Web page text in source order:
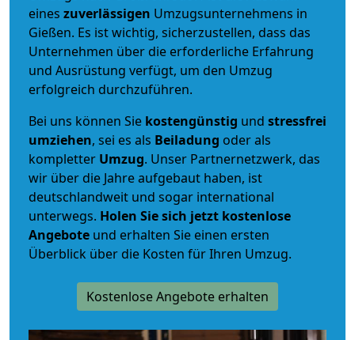
eines zuverlässigen Umzugsunternehmens in
Gießen. Es ist wichtig, sicherzustellen, dass das
Unternehmen über die erforderliche Erfahrung
und Ausrüstung verfügt, um den Umzug
erfolgreich durchzuführen.
Bei uns können Sie kostengünstig und stressfrei
umziehen, sei es als Beiladung oder als
kompletter Umzug. Unser Partnernetzwerk, das
wir über die Jahre aufgebaut haben, ist
deutschlandweit und sogar international
unterwegs. Holen Sie sich jetzt kostenlose
Angebote und erhalten Sie einen ersten
Überblick über die Kosten für Ihren Umzug.
Kostenlose Angebote erhalten